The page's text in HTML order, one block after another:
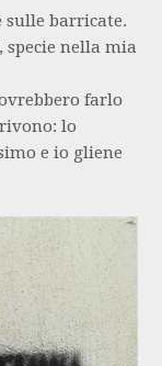
sulle barricate.
specie nella mia
farlo
lo
e io gliene